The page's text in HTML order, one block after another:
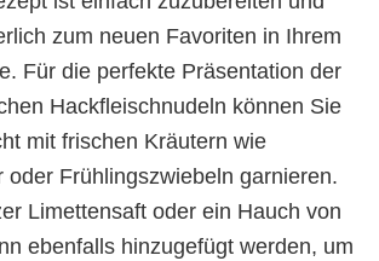
zum neuen Favoriten in Ihrem
Für die perfekte Präsentation der
Hackfleischnudeln können Sie
mit frischen Kräutern wie
oder Frühlingszwiebeln garnieren.
Limettensaft oder ein Hauch von
ebenfalls hinzugefügt werden, um